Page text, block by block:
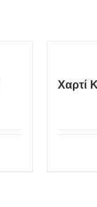
Χαρτί